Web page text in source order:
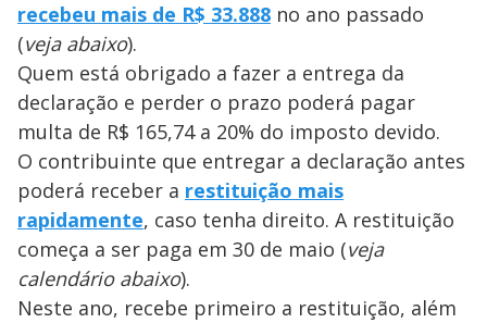
recebeu mais de R$ 33.888 no ano passado
(veja abaixo).
Quem está obrigado a fazer a entrega da
declaração e perder o prazo poderá pagar
multa de R$ 165,74 a 20% do imposto devido.
O contribuinte que entregar a declaração antes
poderá receber a restituição mais
rapidamente, caso tenha direito. A restituição
começa a ser paga em 30 de maio (veja
calendário abaixo).
Neste ano, recebe primeiro a restituição, além